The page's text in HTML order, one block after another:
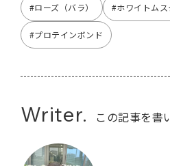
#ローズ（バラ） #ホワイトムス
#プロテインボンド
Writer. この記事を書